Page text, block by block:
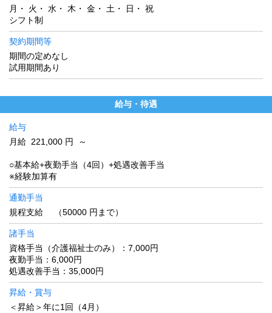
月・ 火・ 水・ 木・ 金・ 土・ 日・ 祝
シフト制
契約期間等
期間の定めなし
試用期間あり
給与・待遇
給与
月給 221,000 円 ～
○基本給+夜勤手当（4回）+処遇改善手当
※経験加算有
通勤手当
規程支給 （50000 円まで）
諸手当
資格手当（介護福祉士のみ）：7,000円
夜勤手当：6,000円
処遇改善手当：35,000円
昇給・賞与
＜昇給＞年に1回（4月）